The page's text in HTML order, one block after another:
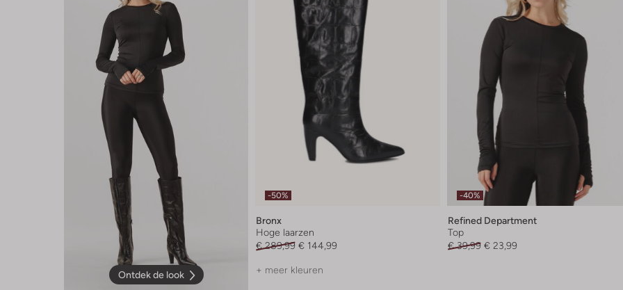
Ontdek de look
-50%
Bronx
Hoge laarzen
€ 289,99 € 144,99
+ meer kleuren
-40%
Refined Department
Top
€ 39,99 € 23,99